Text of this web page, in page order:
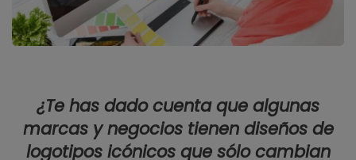
¿Te has dado cuenta que algunas
marcas y negocios tienen diseños de
logotiposicónicos que sólo cambian